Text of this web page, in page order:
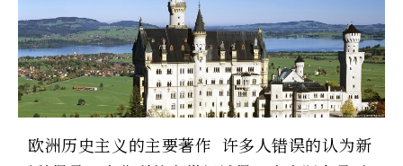
欧洲历史主义的主要著作 许多人错误的认为新